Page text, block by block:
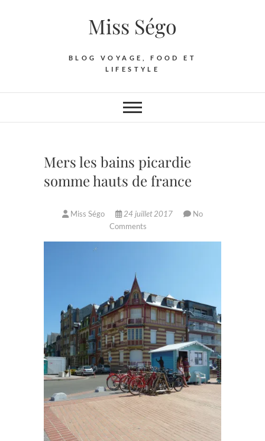
Miss Ségo
BLOG VOYAGE, FOOD ET
LIFESTYLE
Mers les bains picardie
somme hauts de france
Miss Ségo 24 juillet 2017
No
Comments